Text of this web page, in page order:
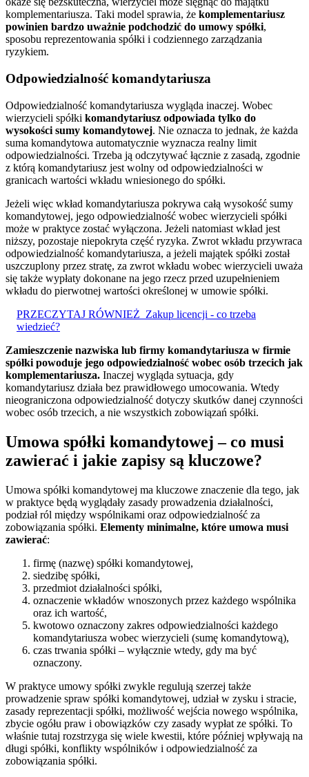
komplementariusza. Taki model sprawia, że komplementariusz
powinien bardzo uważnie podchodzić do umowy spółki,
sposobu reprezentowania spółki i codziennego zarządzania
ryzykiem.
Odpowiedzialność komandytariusza
Odpowiedzialność komandytariusza wygląda inaczej. Wobec
wierzycieli spółki komandytariusz odpowiada tylko do
wysokości sumy komandytowej. Nie oznacza to jednak, że każda
suma komandytowa automatycznie wyznacza realny limit
odpowiedzialności. Trzeba ją odczytywać łącznie z zasadą, zgodnie
z którą komandytariusz jest wolny od odpowiedzialności w
granicach wartości wkładu wniesionego do spółki.
Jeżeli więc wkład komandytariusza pokrywa całą wysokość sumy
komandytowej, jego odpowiedzialność wobec wierzycieli spółki
może w praktyce zostać wyłączona. Jeżeli natomiast wkład jest
niższy, pozostaje niepokryta część ryzyka. Zwrot wkładu przywraca
odpowiedzialność komandytariusza, a jeżeli majątek spółki został
uszczuplony przez stratę, za zwrot wkładu wobec wierzycieli uważa
się także wypłaty dokonane na jego rzecz przed uzupełnieniem
wkładu do pierwotnej wartości określonej w umowie spółki.
PRZECZYTAJ RÓWNIEŻ Zakup licencji - co trzeba
wiedzieć?
Zamieszczenie nazwiska lub firmy komandytariusza w firmie
spółki powoduje jego odpowiedzialność wobec osób trzecich jak
komplementariusza. Inaczej wygląda sytuacja, gdy
komandytariusz działa bez prawidłowego umocowania. Wtedy
nieograniczona odpowiedzialność dotyczy skutków danej czynności
wobec osób trzecich, a nie wszystkich zobowiązań spółki.
Umowa spółki komandytowej – co musi
zawierać i jakie zapisy są kluczowe?
Umowa spółki komandytowej ma kluczowe znaczenie dla tego, jak
w praktyce będą wyglądały zasady prowadzenia działalności,
podział ról między wspólnikami oraz odpowiedzialność za
zobowiązania spółki. Elementy minimalne, które umowa musi
zawierać:
firmę (nazwę) spółki komandytowej,
siedzibę spółki,
przedmiot działalności spółki,
oznaczenie wkładów wnoszonych przez każdego wspólnika
oraz ich wartość,
kwotowo oznaczony zakres odpowiedzialności każdego
komandytariusza wobec wierzycieli (sumę komandytową),
czas trwania spółki – wyłącznie wtedy, gdy ma być
oznaczony.
W praktyce umowy spółki zwykle regulują szerzej także
prowadzenie spraw spółki komandytowej, udział w zysku i stracie,
zasady reprezentacji spółki, możliwość wejścia nowego wspólnika,
zbycie ogółu praw i obowiązków czy zasady wypłat ze spółki. To
właśnie tutaj rozstrzyga się wiele kwestii, które później wpływają na
długi spółki, konflikty wspólników i odpowiedzialność za
zobowiązania spółki.